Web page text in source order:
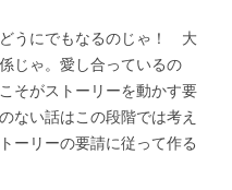
どうにでもなるのじゃ！ 大
じゃ。愛し合っているの
そがストーリーを動かす要
ない話はこの段階では考え
ーリーの要請に従って作る